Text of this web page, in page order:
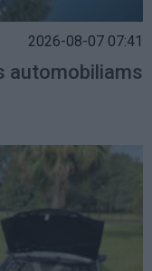
2026-08-07 07:41
automobiliams